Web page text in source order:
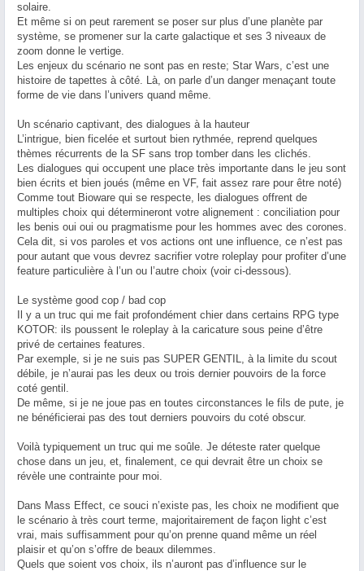
solaire.
Et même si on peut rarement se poser sur plus d’une planète par
système, se promener sur la carte galactique et ses 3 niveaux de
zoom donne le vertige.
Les enjeux du scénario ne sont pas en reste; Star Wars, c’est une
histoire de tapettes à côté. Là, on parle d’un danger menaçant toute
forme de vie dans l’univers quand même.
Un scénario captivant, des dialogues à la hauteur
L’intrigue, bien ficelée et surtout bien rythmée, reprend quelques
thèmes récurrents de la SF sans trop tomber dans les clichés.
Les dialogues qui occupent une place très importante dans le jeu sont
bien écrits et bien joués (même en VF, fait assez rare pour être noté)
Comme tout Bioware qui se respecte, les dialogues offrent de
multiples choix qui détermineront votre alignement : conciliation pour
les benis oui oui ou pragmatisme pour les hommes avec des corones.
Cela dit, si vos paroles et vos actions ont une influence, ce n’est pas
pour autant que vous devrez sacrifier votre roleplay pour profiter d’une
feature particulière à l’un ou l’autre choix (voir ci-dessous).
Le système good cop / bad cop
Il y a un truc qui me fait profondément chier dans certains RPG type
KOTOR: ils poussent le roleplay à la caricature sous peine d’être
privé de certaines features.
Par exemple, si je ne suis pas SUPER GENTIL, à la limite du scout
débile, je n’aurai pas les deux ou trois dernier pouvoirs de la force
coté gentil.
De même, si je ne joue pas en toutes circonstances le fils de pute, je
ne bénéficierai pas des tout derniers pouvoirs du coté obscur.
Voilà typiquement un truc qui me soûle. Je déteste rater quelque
chose dans un jeu, et, finalement, ce qui devrait être un choix se
révèle une contrainte pour moi.
Dans Mass Effect, ce souci n’existe pas, les choix ne modifient que
le scénario à très court terme, majoritairement de façon light c’est
vrai, mais suffisamment pour qu’on prenne quand même un réel
plaisir et qu’on s’offre de beaux dilemmes.
Quels que soient vos choix, ils n’auront pas d’influence sur le